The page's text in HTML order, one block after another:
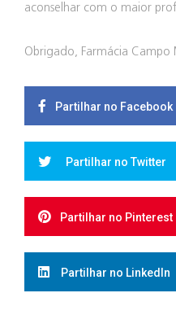
aconselhar com o maior
Obrigado, Farmácia Campo
Partilhar no Facebook
Partilhar no Twitter
Partilhar no Pinterest
Partilhar no LinkedIn